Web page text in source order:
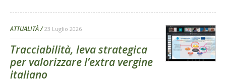
ATTUALITÀ 23 Luglio 2026
Tracciabilità, leva strategica
per valorizzare l’extra vergine
italiano